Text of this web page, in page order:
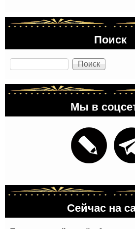
Поиск
Поиск
Мы в
Сейчас на